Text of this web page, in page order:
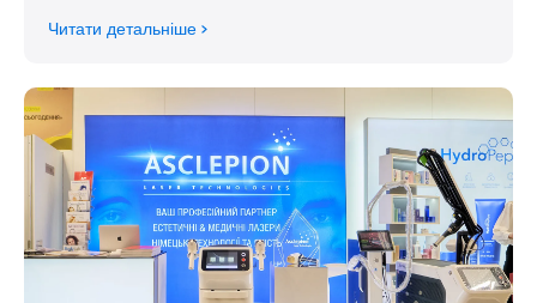
Читати детальніше